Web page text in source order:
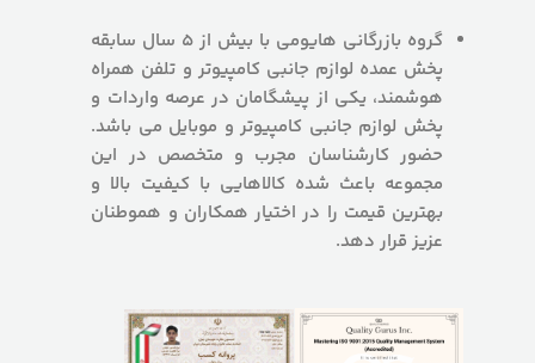
گروه بازرگانی هایومی با بیش از 5 سال سابقه
پخش عمده لوازم جانبی کامپیوتر و تلفن همراه
هوشمند، یکی از پیشگامان در عرصه واردات و
پخش لوازم جانبی کامپیوتر و موبایل می باشد.
حضور کارشناسان مجرب و متخصص در این
مجموعه باعث شده کالاهایی با کیفیت بالا و
بهترین قیمت را در اختیار همکاران و هموطنان
عزیز قرار دهد.